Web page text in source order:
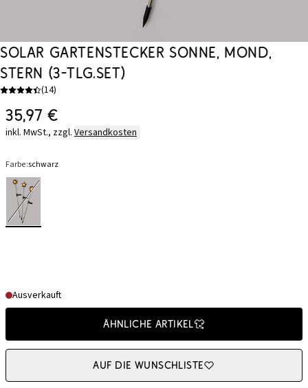
Solar Gartenstecker Sonne, Mond,
Stern (3-tlg.Set)
(14)
35,97 €
inkl. MwSt., zzgl. Versandkosten
Farbe:schwarz
Ausverkauft
Ähnliche Artikel
Auf die Wunschliste